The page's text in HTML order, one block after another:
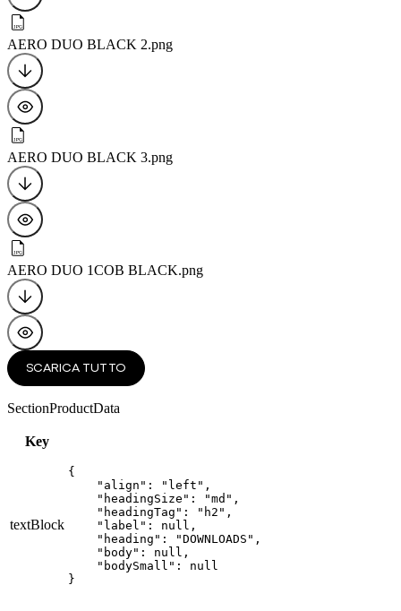
AERO DUO BLACK 2.png
AERO DUO BLACK 3.png
AERO DUO 1COB BLACK.png
SCARICA TUTTO
SectionProductData
Key
textBlock
{
    "align": "left",
    "headingSize": "md",
    "headingTag": "h2",
    "label": null,
    "heading": "DOWNLOADS",
    "body": null,
    "bodySmall": null
}